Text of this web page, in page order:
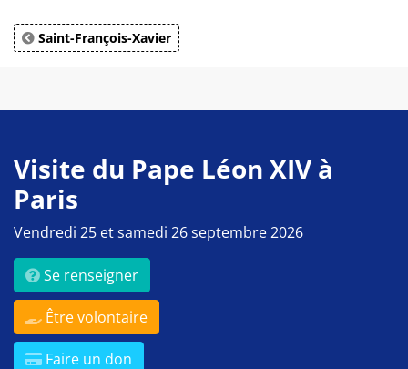
Saint-François-Xavier
Visite du Pape Léon XIV à
Paris
Vendredi 25 et samedi 26 septembre 2026
Se renseigner
Être volontaire
Faire un don